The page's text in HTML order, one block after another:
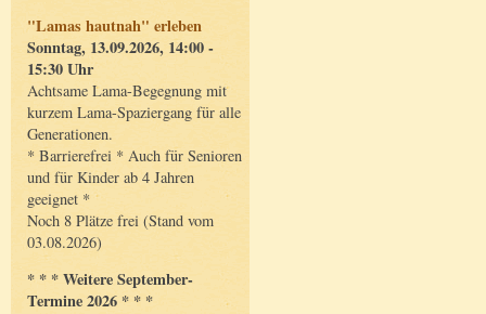
"Lamas hautnah" erleben
Sonntag, 13.09.2026, 14:00 -
15:30 Uhr
Achtsame Lama-Begegnung mit
kurzem Lama-Spaziergang für alle
Generationen.
* Barrierefrei * Auch für Senioren
und für Kinder ab 4 Jahren
geeignet *
Noch 8 Plätze frei (Stand vom
03.08.2026)
* * * Weitere September-
Termine 2026 * * *